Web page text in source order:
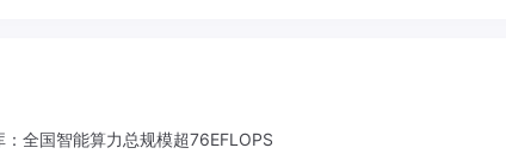
：全国智能算力总规模超76EFLOPS